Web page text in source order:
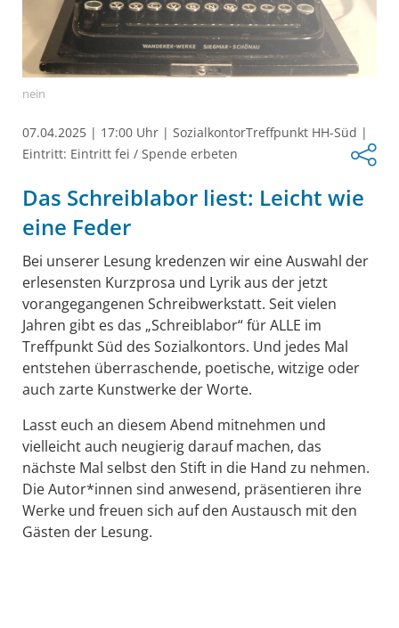
nein
07.04.2025 | 17:00 Uhr | SozialkontorTreffpunkt HH-Süd |
Eintritt: Eintritt fei / Spende erbeten
Das Schreiblabor liest: Leicht wie
eine Feder
Bei unserer Lesung kredenzen wir eine Auswahl der
erlesensten Kurzprosa und Lyrik aus der jetzt
vorangegangenen Schreibwerkstatt. Seit vielen
Jahren gibt es das „Schreiblabor“ für ALLE im
Treffpunkt Süd des Sozialkontors. Und jedes Mal
entstehen überraschende, poetische, witzige oder
auch zarte Kunstwerke der Worte.
Lasst euch an diesem Abend mitnehmen und
vielleicht auch neugierig darauf machen, das
nächste Mal selbst den Stift in die Hand zu nehmen.
Die Autor*innen sind anwesend, präsentieren ihre
Werke und freuen sich auf den Austausch mit den
Gästen der Lesung.